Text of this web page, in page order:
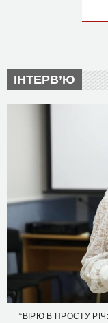
ІНТЕРВ’Ю
“ВІРЮ В ПРОСТУ